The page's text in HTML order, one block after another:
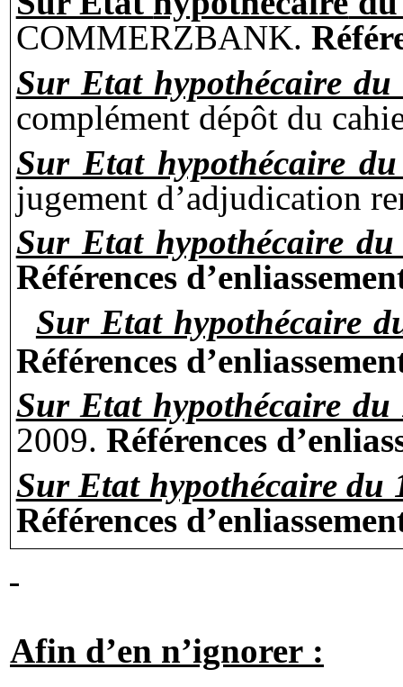
COMMERZBANK.
Sur Etat hypothécaire
complément dépôt du
Sur Etat hypothécaire
jugement d’adjudication
Sur Etat hypothécaire
Références d’
Sur Etat hypothécaire
Références d’
Sur Etat hypothécaire
2009. Références d’
Sur Etat hypothécaire du
Références d’
Afin d’en n’ignorer :